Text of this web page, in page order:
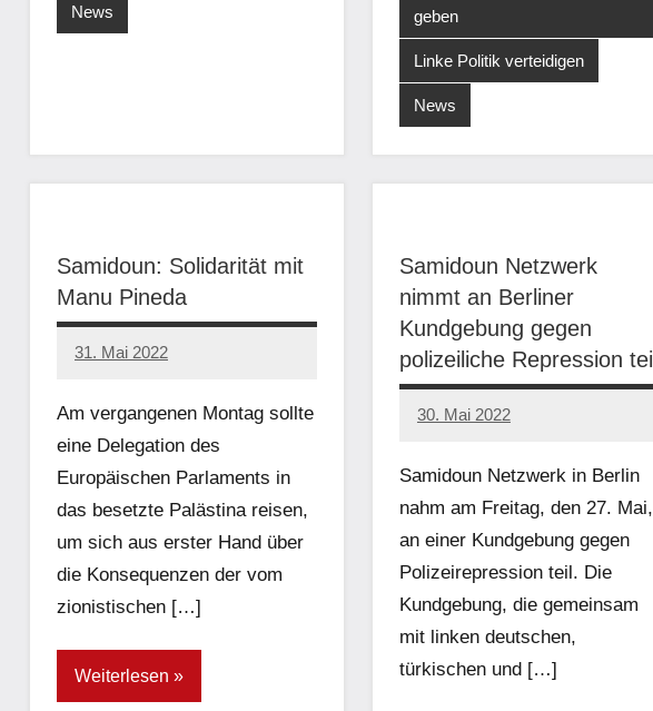
News
geben
Linke Politik verteidigen
News
Samidoun: Solidarität mit
Manu Pineda
31. Mai 2022
network
Am vergangenen Montag sollte
eine Delegation des
Europäischen Parlaments in
das besetzte Palästina reisen,
um sich aus erster Hand über
die Konsequenzen der vom
zionistischen […]
Weiterlesen
Samidoun Netzwerk
nimmt an Berliner
Kundgebung gegen
polizeiliche Repression teil
30. Mai 2022
network
Samidoun Netzwerk in Berlin
nahm am Freitag, den 27. Mai,
an einer Kundgebung gegen
Polizeirepression teil. Die
Kundgebung, die gemeinsam
mit linken deutschen,
türkischen und […]